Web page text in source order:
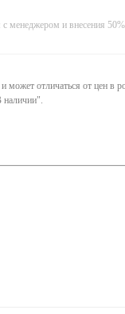
менеджером и внесения
может отличаться от цен в
наличии".